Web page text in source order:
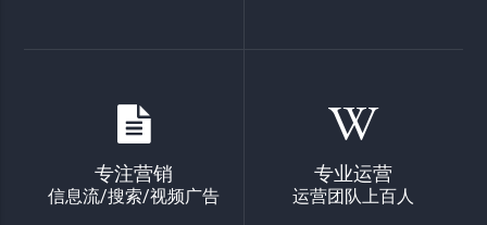
专注营销
信息流/搜索/视频广告
专业运营
运营团队上百人